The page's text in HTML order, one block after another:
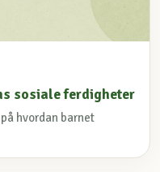
sosiale ferdigheter
hvordan barnet